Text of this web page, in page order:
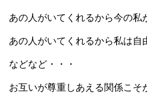
あの人がいてくれるから今の私
あの人がいてくれるから私は自
などなど・・・
お互いが尊重しあえる関係こそ